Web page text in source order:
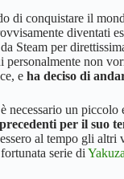
di conquistare il
diventati
Steam per
non
e ha deciso di
necessario un piccolo
per il suo
al tempo gli
serie di Yakuza